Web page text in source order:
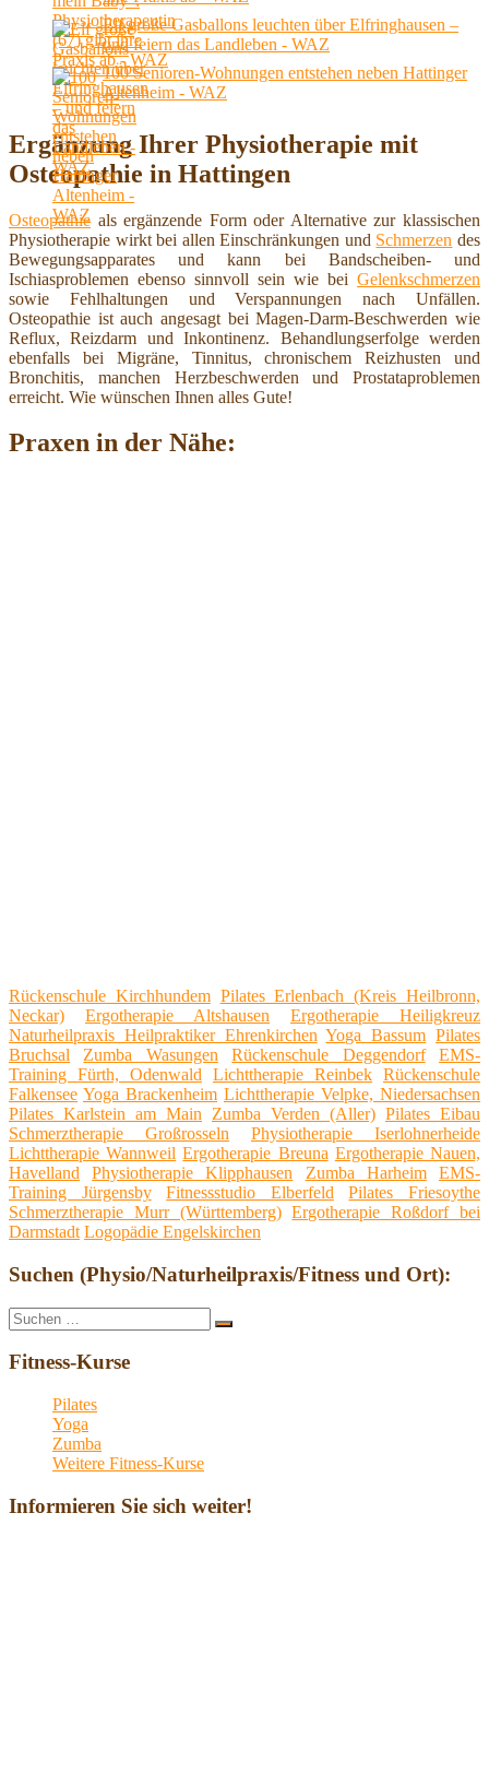
Elf große Gasballons leuchten über Elfringhausen –
und feiern das Landleben - WAZ
100 Senioren-Wohnungen entstehen neben Hattinger
Altenheim - WAZ
Ergänzung Ihrer Physiotherapie mit
Osteopathie in Hattingen
Osteopathie als ergänzende Form oder Alternative zur klassischen
Physiotherapie wirkt bei allen Einschränkungen und Schmerzen des
Bewegungsapparates und kann bei Bandscheiben- und
Ischiasproblemen ebenso sinnvoll sein wie bei Gelenkschmerzen
sowie Fehlhaltungen und Verspannungen nach Unfällen.
Osteopathie ist auch angesagt bei Magen-Darm-Beschwerden wie
Reflux, Reizdarm und Inkontinenz. Behandlungserfolge werden
ebenfalls bei Migräne, Tinnitus, chronischem Reizhusten und
Bronchitis, manchen Herzbeschwerden und Prostataproblemen
erreicht. Wie wünschen Ihnen alles Gute!
Praxen in der Nähe:
Rückenschule Kirchhundem Pilates Erlenbach (Kreis Heilbronn,
Neckar)
Ergotherapie Altshausen
Ergotherapie Heiligkreuz
Naturheilpraxis Heilpraktiker Ehrenkirchen Yoga Bassum Pilates
Bruchsal
Zumba Wasungen Rückenschule Deggendorf
EMS-
Training Fürth, Odenwald
Lichttherapie Reinbek Rückenschule
Falkensee Yoga Brackenheim Lichttherapie Velpke, Niedersachsen
Pilates Karlstein am Main
Zumba Verden (Aller) Pilates Eibau
Schmerztherapie Großrosseln
Physiotherapie Iserlohnerheide
Lichttherapie Wannweil Ergotherapie Breuna Ergotherapie Nauen,
Havelland
Physiotherapie Klipphausen Zumba Harheim
EMS-
Training Jürgensby
Fitnessstudio Elberfeld
Pilates Friesoythe
Schmerztherapie Murr (Württemberg) Ergotherapie Roßdorf bei
Darmstadt Logopädie Engelskirchen
Suchen (Physio/Naturheilpraxis/Fitness und Ort):
Suche
nach:
Suchen
Fitness-Kurse
Pilates
Yoga
Zumba
Weitere Fitness-Kurse
Informieren Sie sich weiter!